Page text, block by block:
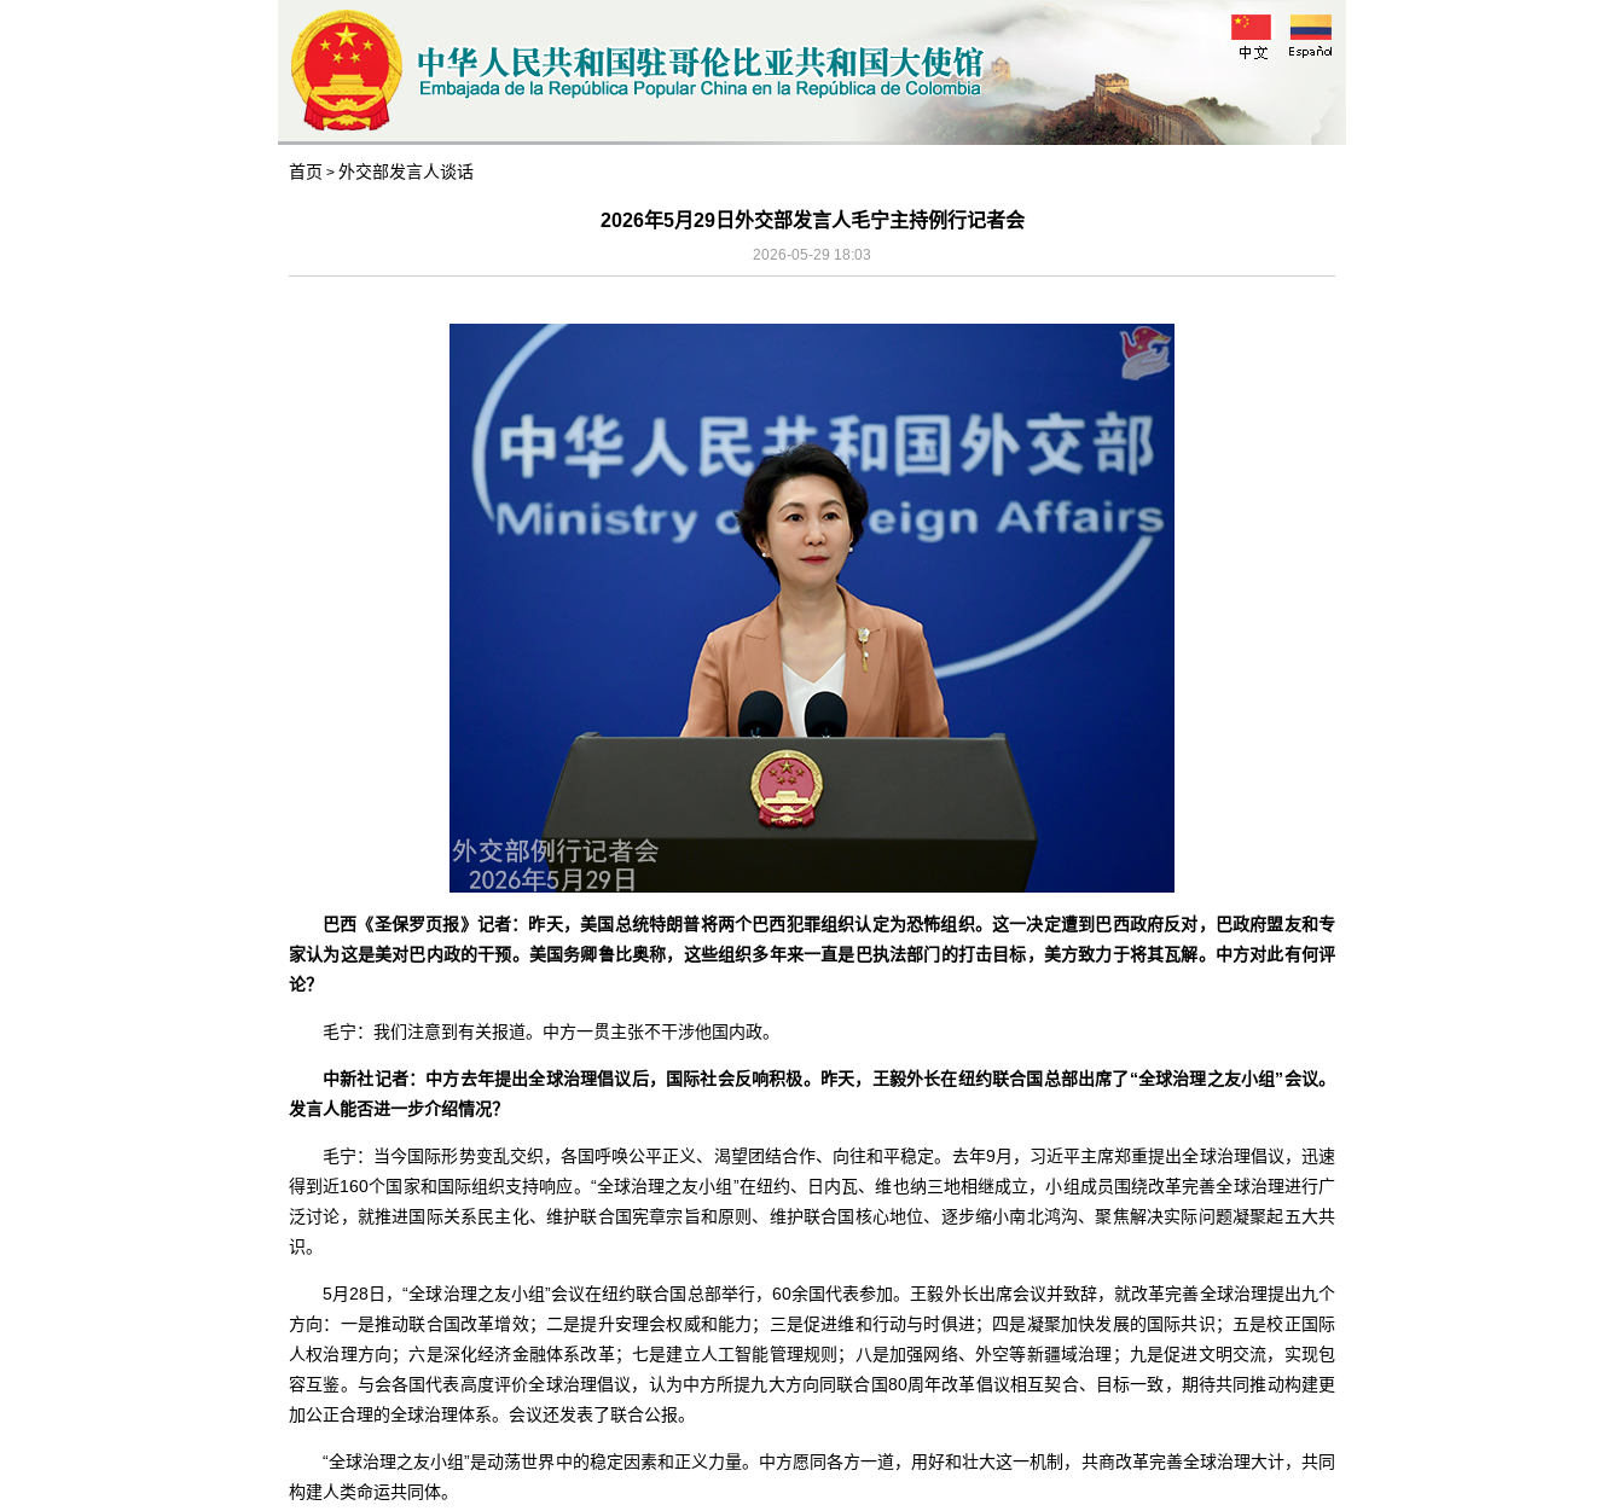
首页 > 外交部发言人谈话
2026年5月29日外交部发言人毛宁主持例行记者会
2026-05-29 18:03
巴西《圣保罗页报》记者：昨天，美国总统特朗普将两个巴西犯罪组织认定为恐怖组织。这一决定遭到巴西政府反对，巴政府盟友和专
家认为这是美对巴内政的干预。美国务卿鲁比奥称，这些组织多年来一直是巴执法部门的打击目标，美方致力于将其瓦解。中方对此有何评
论？
毛宁：我们注意到有关报道。中方一贯主张不干涉他国内政。
中新社记者：中方去年提出全球治理倡议后，国际社会反响积极。昨天，王毅外长在纽约联合国总部出席了“全球治理之友小组”会议。
发言人能否进一步介绍情况？
毛宁：当今国际形势变乱交织，各国呼唤公平正义、渴望团结合作、向往和平稳定。去年9月，习近平主席郑重提出全球治理倡议，迅速
得到近160个国家和国际组织支持响应。“全球治理之友小组”在纽约、日内瓦、维也纳三地相继成立，小组成员围绕改革完善全球治理进行广
泛讨论，就推进国际关系民主化、维护联合国宪章宗旨和原则、维护联合国核心地位、逐步缩小南北鸿沟、聚焦解决实际问题凝聚起五大共
识。
5月28日，“全球治理之友小组”会议在纽约联合国总部举行，60余国代表参加。王毅外长出席会议并致辞，就改革完善全球治理提出九个
方向：一是推动联合国改革增效；二是提升安理会权威和能力；三是促进维和行动与时俱进；四是凝聚加快发展的国际共识；五是校正国际
人权治理方向；六是深化经济金融体系改革；七是建立人工智能管理规则；八是加强网络、外空等新疆域治理；九是促进文明交流，实现包
容互鉴。与会各国代表高度评价全球治理倡议，认为中方所提九大方向同联合国80周年改革倡议相互契合、目标一致，期待共同推动构建更
加公正合理的全球治理体系。会议还发表了联合公报。
“全球治理之友小组”是动荡世界中的稳定因素和正义力量。中方愿同各方一道，用好和壮大这一机制，共商改革完善全球治理大计，共同
构建人类命运共同体。